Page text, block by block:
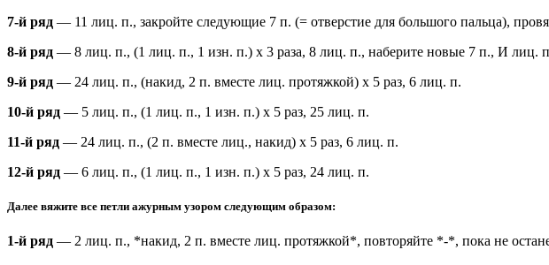
7-й ряд — 11 лиц. п., закройте следующие 7 п. (= отверстие для большого пальца),
8-й ряд — 8 лиц. п., (1 лиц. п., 1 изн. п.) х 3 раза, 8 лиц. п., наберите новые 7 п., И лиц.
9-й ряд — 24 лиц. п., (накид, 2 п. вместе лиц. протяжкой) х 5 раз, 6 лиц. п.
10-й ряд — 5 лиц. п., (1 лиц. п., 1 изн. п.) х 5 раз, 25 лиц. п.
11-й ряд — 24 лиц. п., (2 п. вместе лиц., накид) х 5 раз, 6 лиц. п.
12-й ряд — 6 лиц. п., (1 лиц. п., 1 изн. п.) х 5 раз, 24 лиц. п.
Далее вяжите все петли ажурным узором следующим образом:
1-й ряд — 2 лиц. п., *накид, 2 п. вместе лиц. протяжкой*, повторяйте *-*, пока не